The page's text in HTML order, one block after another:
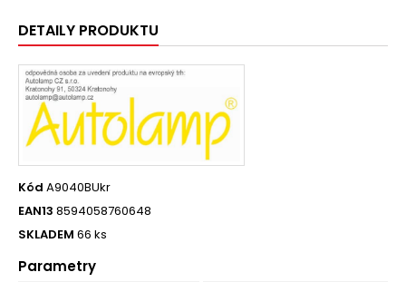
DETAILY PRODUKTU
Kód A9040BUkr
EAN13 8594058760648
SKLADEM 66 ks
Parametry